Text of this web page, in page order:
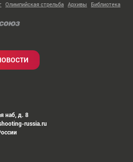
Олимпийская стрельба Архивы Библиотека
наб, д. 8
russia.ru